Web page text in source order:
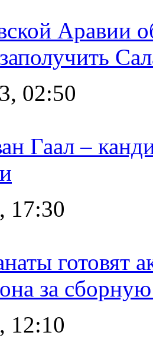
Аравии
02:50
Гаал –
17:30
готовят
за
12:10